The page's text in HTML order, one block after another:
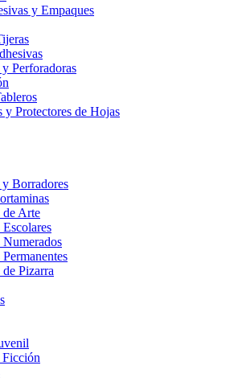
y Empaques
Perforadoras
y Protectores de Hojas
Borradores
de Arte
Numerados
Pizarra